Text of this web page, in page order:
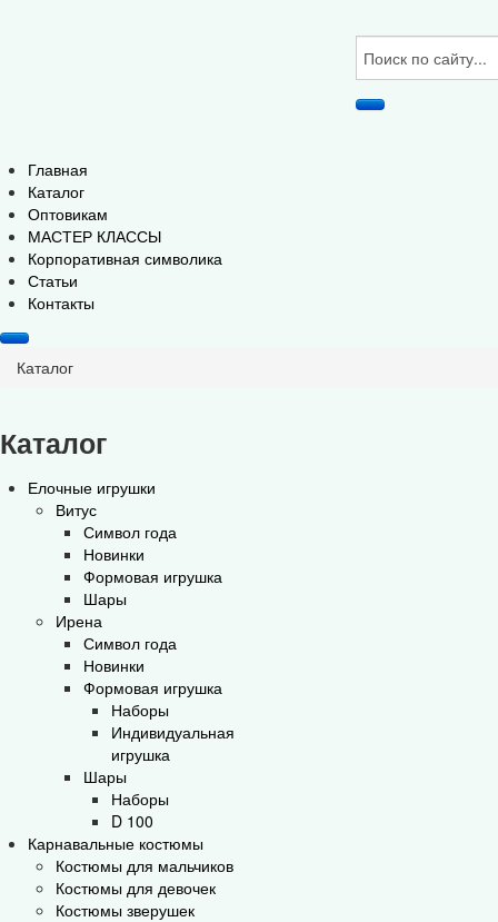
Главная
Каталог
Оптовикам
МАСТЕР КЛАССЫ
Корпоративная символика
Статьи
Контакты
Каталог
Каталог
Елочные игрушки
Витус
Символ года
Новинки
Формовая игрушка
Шары
Ирена
Символ года
Новинки
Формовая игрушка
Наборы
Индивидуальная
игрушка
Шары
Наборы
D 100
Карнавальные костюмы
Костюмы для мальчиков
Костюмы для девочек
Костюмы зверушек